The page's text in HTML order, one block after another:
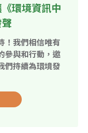
環境資訊中
！我們相信唯有
參與和行動，邀
們持續為環境發